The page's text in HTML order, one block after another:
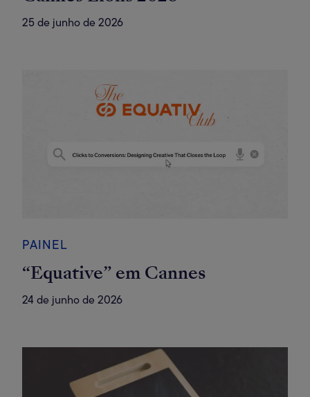
25 de junho de 2026
PAINEL
“Equative” em Cannes
24 de junho de 2026